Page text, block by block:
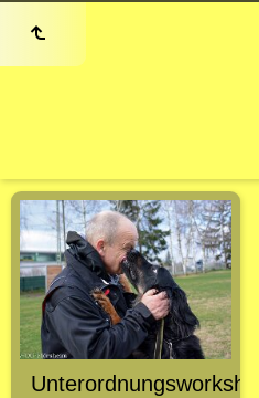
Unterordnungsworkshop